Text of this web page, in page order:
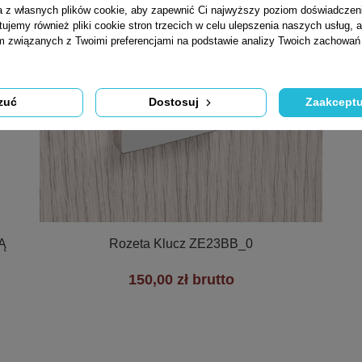
Szybki podgląd
Rozeta Klucz ZE23BB_0
150,00 zł brutto
z własnych plików cookie, aby zapewnić Ci najwyższy poziom
również pliki cookie stron trzecich w celu ulepszenia naszych usług,
związanych z Twoimi preferencjami na podstawie analizy Twoich
Dostosuj